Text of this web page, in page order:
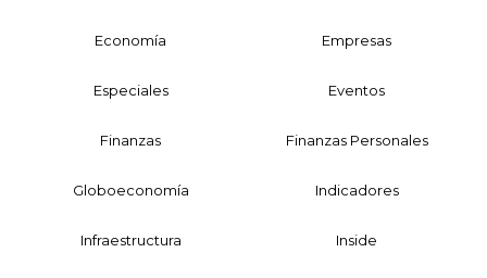
Economía Empresas
Especiales Eventos
Finanzas Finanzas Personales
Globoeconomía Indicadores
Infraestructura Inside